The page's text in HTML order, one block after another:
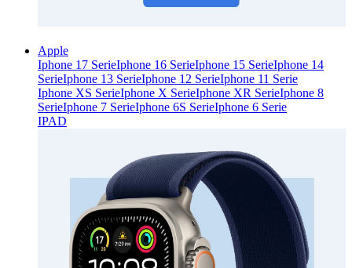
Apple
Iphone 17 SerieIphone 16 SerieIphone 15 SerieIphone 14
SerieIphone 13 SerieIphone 12 SerieIphone 11 Serie
Iphone XS SerieIphone X SerieIphone XR SerieIphone 8
SerieIphone 7 SerieIphone 6S SerieIphone 6 Serie
IPAD